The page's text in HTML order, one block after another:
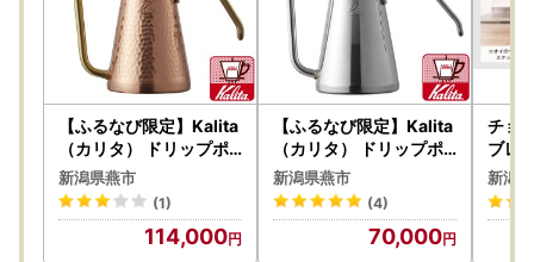
全自動コーヒーメーカー 3カップ
【TBS系日曜劇場「グランメゾン東京」で燕市のカトラリー
が使用されました‼】
2019年に放送されたTBS系日曜劇場「グランメゾン東
京」にて、燕市産のカトラリーが評価され、第4話（2019年
【ふるなび限定】Kalita
（カリタ） ドリップポ
ットスリム 700CU FN
-Limited-SP
新潟県燕市
(1)
114,000
【ふるなび限定】Kalita
（カリタ） ドリップポ
ットスリム 700SS FN
-Limited-SP
新潟県燕市
(4)
70,000
チョ
ブレ
C-
新潟